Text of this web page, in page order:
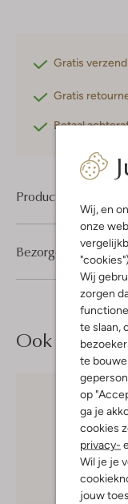
Wij, en
onze
Wij
zorgen
te slaan,
te
op
ga je
cookies
privacy-
Wil je je
jouw
Gratis
Gratis
Betaal
Product informatie
Bezorgen &
Ook iets